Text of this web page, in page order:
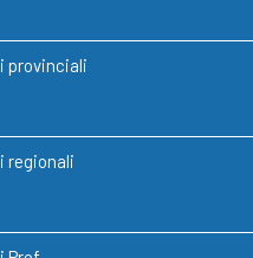
provinciali
regionali